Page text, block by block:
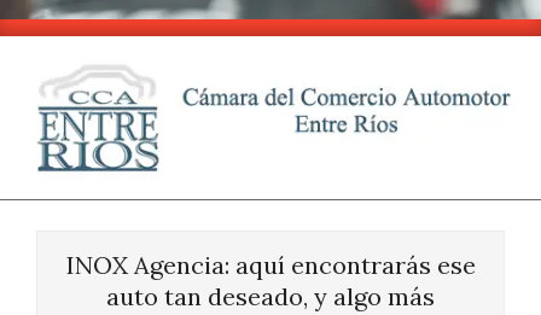
Skip
content
CCA
Entre
INOX Agencia: aquí encontrarás ese
auto tan deseado, y algo más